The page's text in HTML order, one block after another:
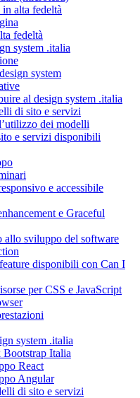
alta fedeltà
fedeltà
system .italia
system
al design system .italia
di sito e servizi
dei modelli
e servizi disponibili
e accessibile
e Graceful
allo sviluppo del software
disponibili con Can I
per CSS e JavaScript
system .italia
Italia
React
Angular
di sito e servizi